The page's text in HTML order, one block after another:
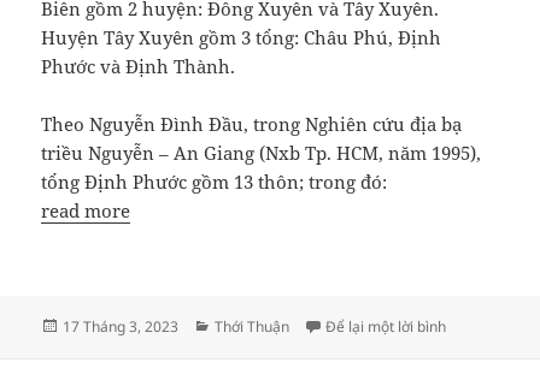
Biên gồm 2 huyện: Đông Xuyên và Tây Xuyên.
Huyện Tây Xuyên gồm 3 tổng: Châu Phú, Định
Phước và Định Thành.
Theo Nguyễn Đình Đầu, trong Nghiên cứu địa bạ
triều Nguyễn – An Giang (Nxb Tp. HCM, năm 1995),
tổng Định Phước gồm 13 thôn; trong đó:
read more
Đăng
17 Tháng 3, 2023
Danh
Thới Thuận Để lại một lời bìnhở ĐỊA GIỚI